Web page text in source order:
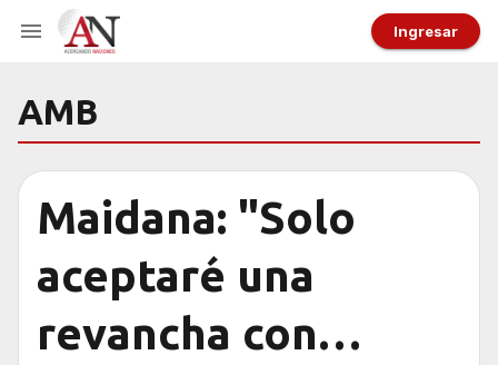
Ingresar
AMB
Maidana: "Solo
aceptaré una
revancha con